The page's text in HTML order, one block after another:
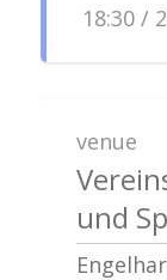
18:30 /
venue
und